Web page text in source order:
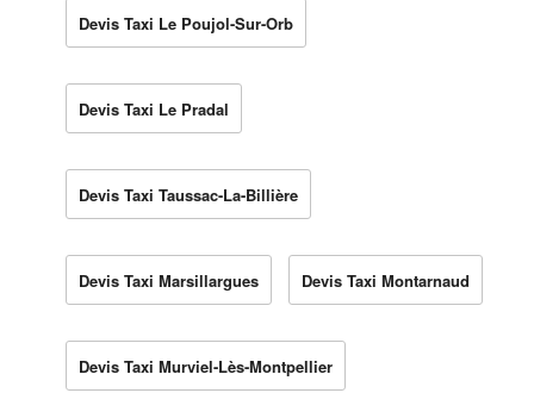
Devis Taxi Le Poujol-Sur-Orb
Devis Taxi Le Pradal
Devis Taxi Taussac-La-Billière
Devis Taxi Marsillargues Devis Taxi Montarnaud
Devis Taxi Murviel-Lès-Montpellier